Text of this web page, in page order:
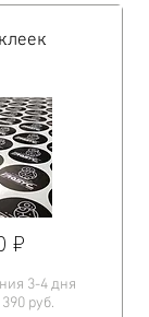
₽
3-4 дня
руб.